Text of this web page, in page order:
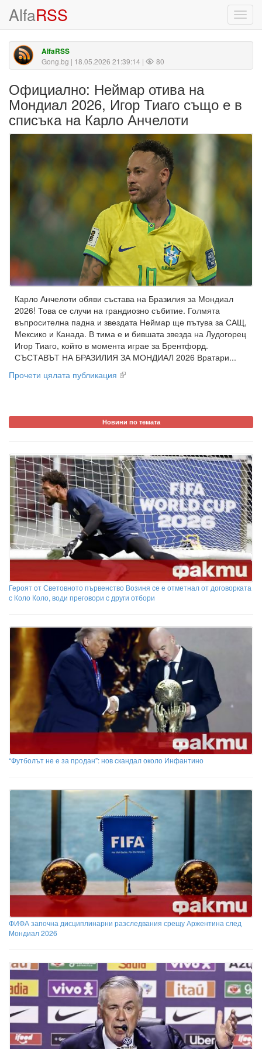
AlfaRSS
AlfaRSS
Gong.bg | 18.05.2026 21:39:14 | 80
Официално: Неймар отива на
Мондиал 2026, Игор Тиаго също е в
списъка на Карло Анчелоти
Карло Анчелоти обяви състава на Бразилия за Мондиал
2026! Това се случи на грандиозно събитие. Голмята
въпросителна падна и звездата Неймар ще пътува за САЩ,
Мексико и Канада. В тима е и бившата звезда на Лудогорец
Игор Тиаго, който в момента играе за Брентфорд.
СЪСТАВЪТ НА БРАЗИЛИЯ ЗА МОНДИАЛ 2026 Вратари...
Прочети цялата публикация
Новини по темата
Героят от Световното първенство Возиня се е отметнал от договорката
с Коло Коло, води преговори с други отбори
“Футболът не е за продан”: нов скандал около Инфантино
ФИФА започна дисциплинарни разследвания срещу Аржентина след
Мондиал 2026